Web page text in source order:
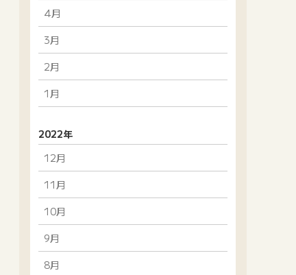
4月
3月
2月
1月
2022年
12月
11月
10月
9月
8月